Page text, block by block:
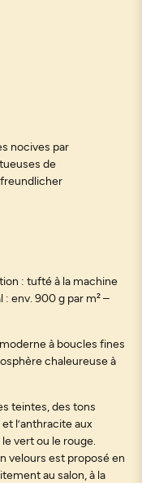
nocives par
de
: tufté à la machine
env. 900 g par m² –
à boucles fines
chaleureuse à
teintes, des tons
l’anthracite aux
vert ou le rouge.
velours est proposé en
au salon, à la